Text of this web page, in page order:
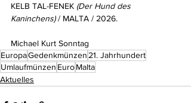
KELB TAL-FENEK (Der Hund des
Kaninchens) / MALTA / 2026.
Michael Kurt Sonntag
EuropaGedenkmünzen 21. Jahrhundert
Umlaufmünzen EuroMalta
Aktuelles